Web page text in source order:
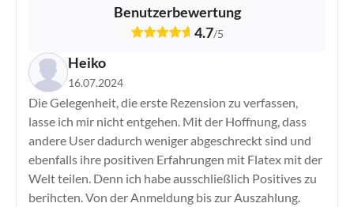
Benutzerbewertung
4.7/5
Heiko
16.07.2024
Die Gelegenheit, die erste Rezension zu verfassen,
lasse ich mir nicht entgehen. Mit der Hoffnung, dass
andere User dadurch weniger abgeschreckt sind und
ebenfalls ihre positiven Erfahrungen mit Flatex mit der
Welt teilen. Denn ich habe ausschließlich Positives zu
berihcten. Von der Anmeldung bis zur Auszahlung.